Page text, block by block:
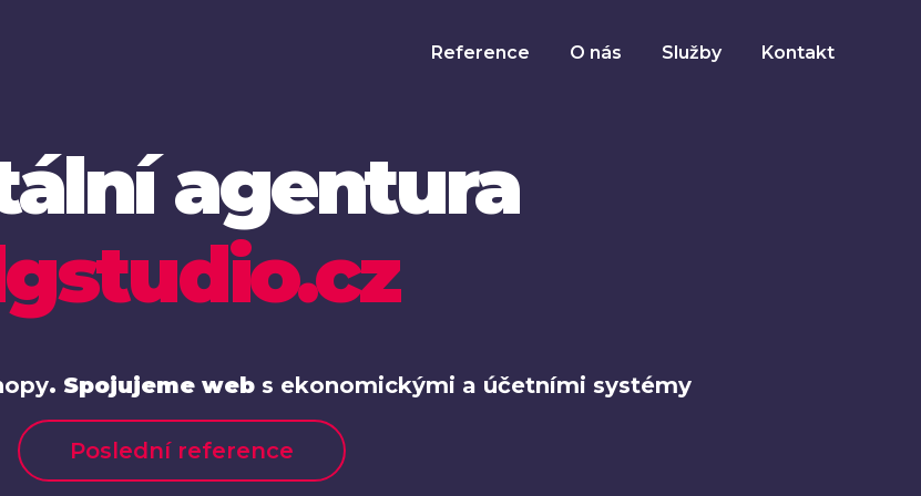
Reference O nás Služby Kontakt
agentura
. Spojujeme web s ekonomickými a účetními systémy
Poslední reference